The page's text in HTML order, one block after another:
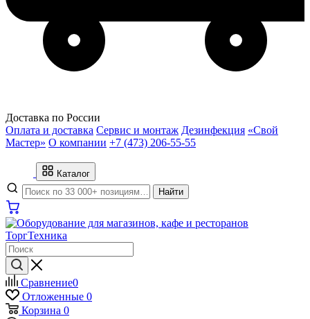
Доставка по России
Оплата и доставка Сервис и монтаж Дезинфекция «Свой
Мастер» О компании +7 (473) 206-55-55
Каталог
Найти
Сравнение0
Отложенные 0
Корзина 0